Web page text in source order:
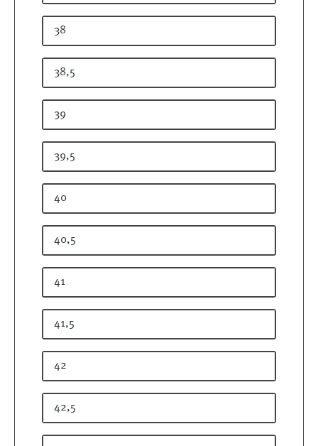
38
38,5
39
39,5
40
40,5
41
41,5
42
42,5